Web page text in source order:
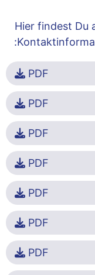
Hier findest Du
PDF
PDF
PDF
PDF
PDF
PDF
PDF